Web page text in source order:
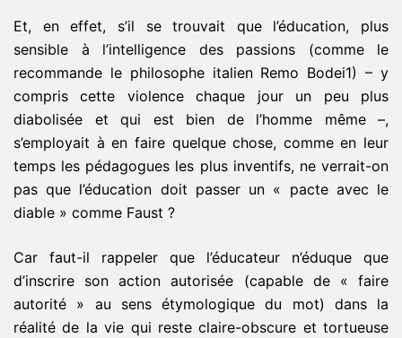
Et, en effet, s’il se trouvait que l’éducation, plus
sensible à l’intelligence des passions (comme le
recommande le philosophe italien Remo Bodei1) – y
compris cette violence chaque jour un peu plus
diabolisée et qui est bien de l’homme même –,
s’employait à en faire quelque chose, comme en leur
temps les pédagogues les plus inventifs, ne verrait-on
pas que l’éducation doit passer un « pacte avec le
diable » comme Faust ?
Car faut-il rappeler que l’éducateur n’éduque que
d’inscrire son action autorisée (capable de « faire
autorité » au sens étymologique du mot) dans la
réalité de la vie qui reste claire-obscure et tortueuse